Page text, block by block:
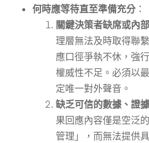
何時應等待直至準備充分 ：
關鍵決策者缺席或內
理層無法及時取得聯
應口徑爭執不休，強
權威性不足。必須以
定唯一對外聲音。
缺乏可信的數據、證
果回應內容僅是空泛
管理」，而無法提供